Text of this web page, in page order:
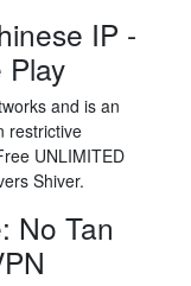
IP -
Play
and is an
restrictive
UNLIMITED
Shiver.
No Tan